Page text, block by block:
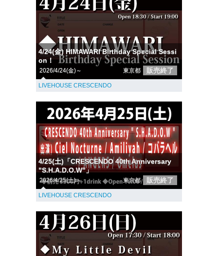
4/24(金) HIMAWARI Birthday Special Sessi
on！
2026/4/24(金)～ 東京都 販売終了
LIVEHOUSE CRESCENDO
4/25(土)「CRESCENDO 40th Anniversary
"S.H.A.D.O.W"」
2026/4/25(土)～ 東京都 販売終了
LIVEHOUSE CRESCENDO